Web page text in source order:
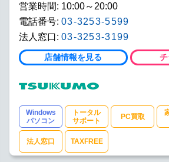
営業時間: 10:00～20:00
電話番号: 03-3253-5599
法人窓口: 03-3253-3199
店舗情報を見る
Windows
パソコン
トータル
サポート
PC買取
法人窓口 TAXFREE